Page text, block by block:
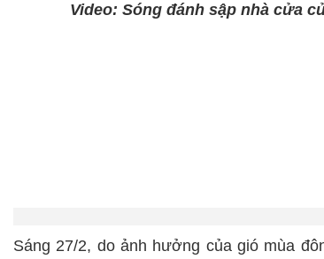
Video: Sóng đánh sập nhà cửa
Sáng 27/2, do ảnh hưởng của gió mùa